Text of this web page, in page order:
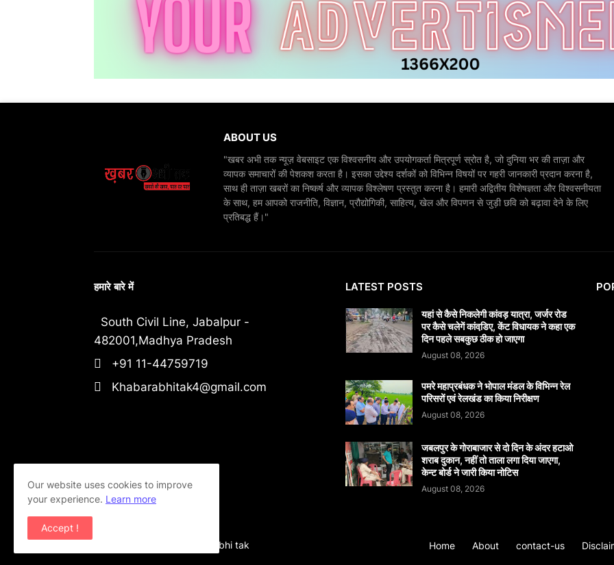
ABOUT US
"खबर अभी तक न्यूज़ वेबसाइट एक विश्वसनीय और उपयोगकर्ता मित्रपूर्ण स्रोत है, जो दुनिया भर की ताज़ा और
व्यापक समाचारों की पेशकश करता है। इसका उद्देश्य दर्शकों को विभिन्न विषयों पर गहरी जानकारी प्रदान करना है,
साथ ही ताज़ा खबरों का निष्कर्ष और व्यापक विश्लेषण प्रस्तुत करना है। हमारी अद्वितीय विशेषज्ञता और विश्वसनीयता
के साथ, हम आपको राजनीति, विज्ञान, प्रौद्योगिकी, साहित्य, खेल और विपणन से जुड़ी छवि को बढ़ावा देने के लिए
प्रतिबद्ध हैं।"
हमारे बारे में
South Civil Line, Jabalpur -
482001,Madhya Pradesh
+91 11-44759719
Khabarabhitak4@gmail.com
LATEST POSTS
यहां से कैसे निकलेगी कांवड़ यात्रा, जर्जर रोड
पर कैसे चलेगें कांवडि़ए, केंट विधायक ने कहा एक
दिन पहले सबकुछ ठीक हो जाएगा
August 08, 2026
पमरे महाप्रबंधक ने भोपाल मंडल के विभिन्न रेल
परिसरों एवं रेलखंड का किया निरीक्षण
August 08, 2026
जबलपुर के गोराबाजार से दो दिन के अंदर हटाओ
शराब दुकान, नहीं तो ताला लगा दिया जाएगा,
केन्ट बोर्ड ने जारी किया नोटिस
August 08, 2026
khabar abhi tak Home About contact-us
Our website uses cookies to improve
your experience. Learn more
Accept !